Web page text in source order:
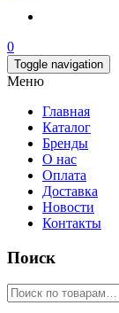
0
Toggle navigation
Меню
Главная
Каталог
Бренды
О нас
Оплата
Доставка
Новости
Контакты
Поиск
Искать: